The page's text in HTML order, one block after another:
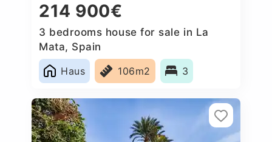
214 900€
3 bedrooms house for sale in La
Mata, Spain
Haus
106m2 3